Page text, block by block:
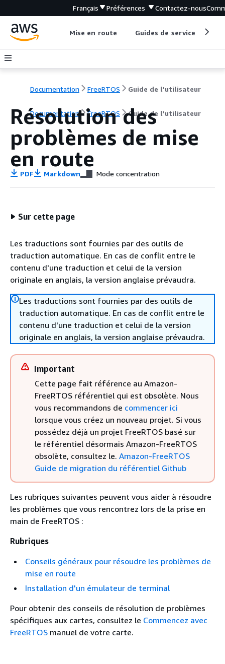
Français Préférences Contactez-nous
Mise en route Guides de service
Documentation FreeRTOS Guide de l’utilisateur
Documentation FreeRTOS Guide de l’utilisateur
Résolution des
problèmes de mise
en route
PDF Markdown Mode concentration
Sur cette page
Les traductions sont fournies par des outils de
traduction automatique. En cas de conflit entre le
contenu d'une traduction et celui de la version
originale en anglais, la version anglaise prévaudra.
Les traductions sont fournies par des outils de
traduction automatique. En cas de conflit entre le
contenu d'une traduction et celui de la version
originale en anglais, la version anglaise prévaudra.
Important
Cette page fait référence au Amazon-
FreeRTOS référentiel qui est obsolète. Nous
vous recommandons de commencer ici
lorsque vous créez un nouveau projet. Si vous
possédez déjà un projet FreeRTOS basé sur
le référentiel désormais Amazon-FreeRTOS
obsolète, consultez le. Amazon-FreeRTOS
Guide de migration du référentiel Github
Les rubriques suivantes peuvent vous aider à résoudre
les problèmes que vous rencontrez lors de la prise en
main de FreeRTOS :
Rubriques
Conseils généraux pour résoudre les problèmes de
mise en route
Installation d'un émulateur de terminal
Pour obtenir des conseils de résolution de problèmes
spécifiques aux cartes, consultez le Commencez avec
FreeRTOS manuel de votre carte.